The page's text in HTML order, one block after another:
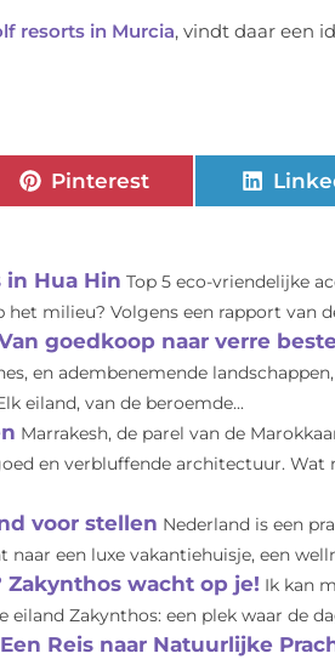
resorts in Murcia, vindt daar een
Pinterest
Hua Hin Top 5 eco-vriendelijke
milieu? Volgens een rapport van
goedkoop naar verre
en adembenemende
eiland, van de beroemde...
Marrakesh, de parel van de
en verbluffende architectuur. Wat
voor stellen Nederland is een
een luxe vakantiehuisje, een
wacht op je! Ik kan
Zakynthos: een plek waar de
Reis naar Natuurlijke